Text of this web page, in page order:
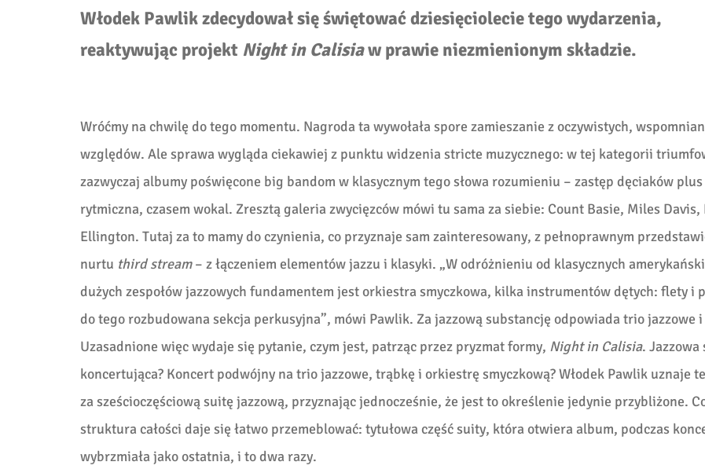
Włodek Pawlik zdecydował się świętować dziesięciolecie tego wydarzenia,
reaktywując projekt Night in Calisiaw prawie niezmienionym składzie.
Wróćmy na chwilę do tego momentu. Nagroda ta wywołała spore zamieszanie z oczywistych,
względów. Ale sprawa wygląda ciekawiej z punktu widzenia stricte muzycznego: w tej kategorii
zazwyczaj albumy poświęcone big bandom w klasycznym tego słowa rozumieniu – zastęp dęciaków
rytmiczna, czasem wokal. Zresztą galeria zwycięzców mówi tu sama za siebie: Count Basie, Miles Davis,
Ellington. Tutaj za to mamy do czynienia, co przyznaje sam zainteresowany, z pełnoprawnym
nurtu third stream– z łączeniem elementów jazzu i klasyki. „W odróżnieniu od klasycznych
dużych zespołów jazzowych fundamentem jest orkiestra smyczkowa, kilka instrumentów dętych: flety i
do tego rozbudowana sekcja perkusyjna”, mówi Pawlik. Za jazzową substancję odpowiada trio jazzowe
Uzasadnione więc wydaje się pytanie, czym jest, patrząc przez pryzmat formy, Night in Calisia. Jazzowa
koncertująca? Koncert podwójny na trio jazzowe, trąbkę i orkiestrę smyczkową? Włodek Pawlik uznaje
za sześcioczęściową suitę jazzową, przyznając jednocześnie, że jest to określenie jedynie przybliżone.
struktura całości daje się łatwo przemeblować: tytułowa część suity, która otwiera album, podczas
wybrzmiała jako ostatnia, i to dwa razy.